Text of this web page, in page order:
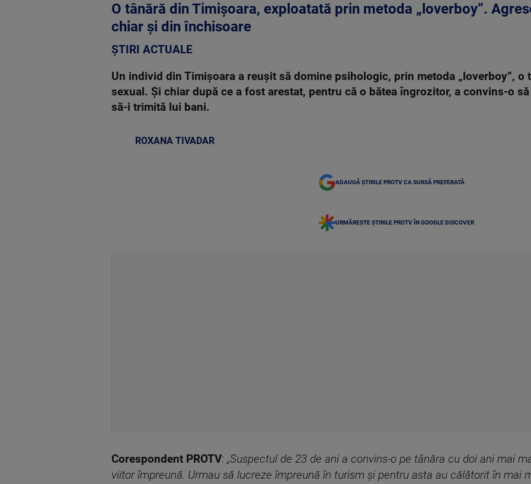
O tânără din Timișoara, exploatată prin metoda „loverboy”.
chiar și din închisoare
ȘTIRI ACTUALE
Un individ din Timișoara a reușit să domine psihologic, prin metoda „loverboy”, o
sexual. Și chiar după ce a fost arestat, pentru că o bătea îngrozitor, a convins-o
să-i trimită lui bani.
ROXANA TIVADAR
ADAUGĂ ȘTIRILE PROTV CA SURSĂ PREFERATĂ
URMĂREȘTE ȘTIRILE PROTV ÎN GOOGLE DISCOVER
Corespondent PROTV: „Suspectul de 23 de ani a convins-o pe tânăra cu doi ani mai
viitor împreună. Urmau să lucreze împreună în turism și pentru asta au călătorit în mai